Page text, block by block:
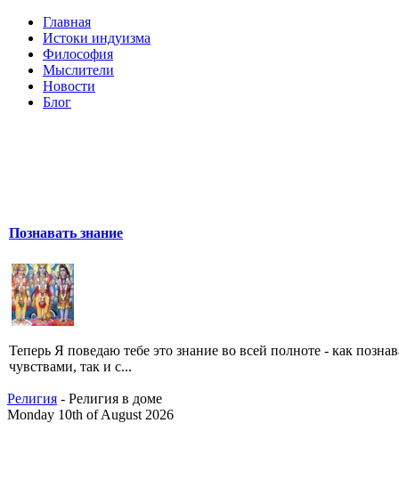
Главная
Истоки индуизма
Философия
Мыслители
Новости
Блог
Познавать знание
Теперь Я поведаю тебе это знание во всей полноте - как
чувствами, так и с...
Религия - Религия в доме
Monday 10th of August 2026